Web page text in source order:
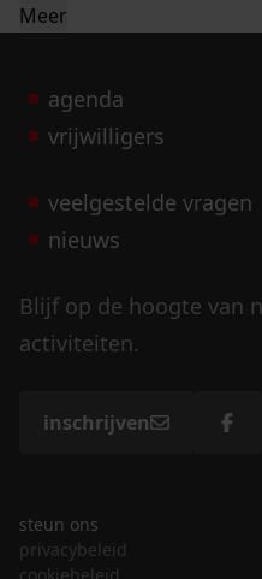
Meer
agenda
vrijwilligers
veelgestelde vragen
nieuws
Blijf op de hoogte van
activiteiten.
inschrijven
steun ons
privacybeleid
cookiebeleid